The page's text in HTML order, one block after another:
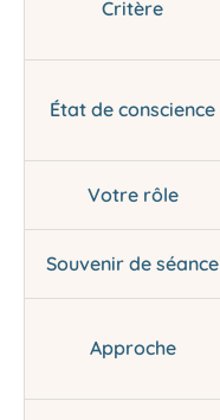
Critère
État de conscience
Votre rôle
Souvenir de séance
Approche